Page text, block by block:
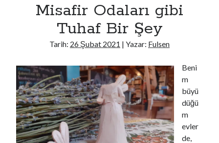
40’lı
Yaşlara
Dair
Dertleri
Misafir Odaları gibi
Tuhaf Bir Şey
Tarih: 26 Şubat 2021 | Yazar: Fulsen
Beni
m
büyü
düğü
m
evler
de,